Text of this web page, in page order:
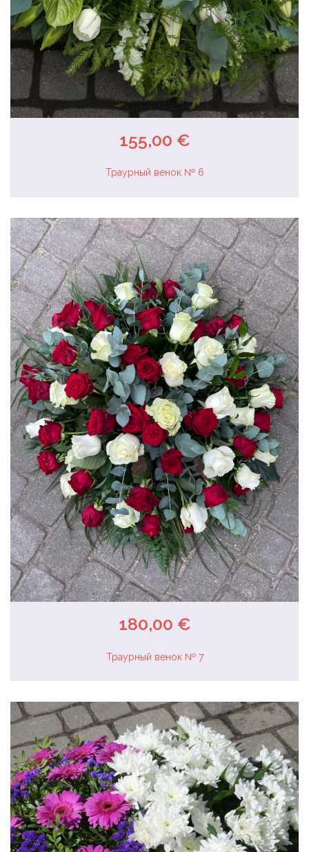
155,00 €
Траурный венок № 6
180,00 €
Траурный венок № 7